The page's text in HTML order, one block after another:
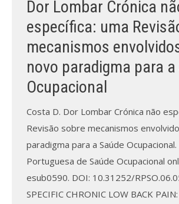
Processo de
Submeta aqui
Formação
Bolsa de emprego
Sugestões para os
Investigarem
Congressos
Dor Lombar Crónica
específica: uma
mecanismos
novo paradigma para a
Ocupacional
Costa D. Dor Lombar Crónica não
Revisão sobre mecanismos
paradigma para a Saúde
Portuguesa de Saúde Ocupacional
esub0590. DOI: 10.31252/
SPECIFIC CHRONIC LOW BACK